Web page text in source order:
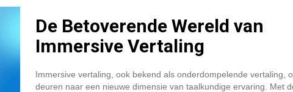
De Betoverende Wereld van
Immersive Vertaling
Immersive vertaling, ook bekend als onderdompelende vertaling,
deuren naar een nieuwe dimensie van taalkundige ervaring. Met